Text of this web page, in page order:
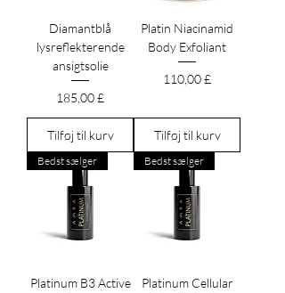
Diamantblå
lysreflekterende
ansigtsolie
Pris
185,00 £
Tilføj til kurv
Platin Niacinamid
Body Exfoliant
Pris
110,00 £
Tilføj til kurv
Bedst sælger
Platinum B3 Active
Bedst sælger
Platinum Cellular